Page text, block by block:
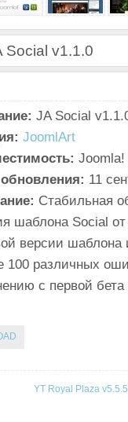
Social v1.1.0
JA Social
JoomlArt
11
Стабильная
шаблона Social
версии шаблона
100 различных
с первой
YT Royal Plaza